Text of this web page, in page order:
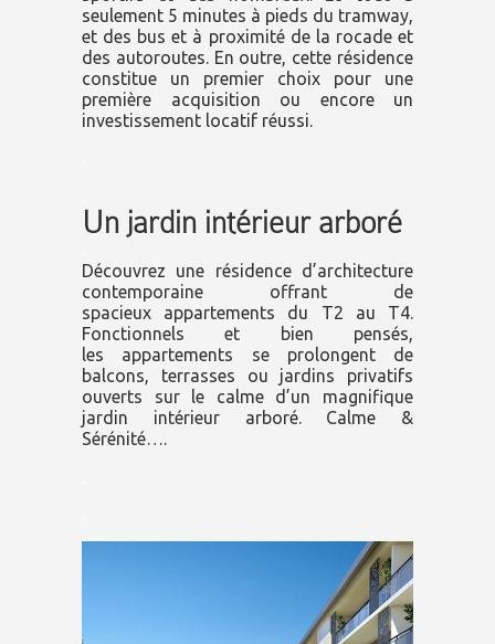
seulement 5 minutes à pieds du tramway,
et des bus et à proximité de la rocade et
des autoroutes. En outre, cette résidence
constitue un premier choix pour une
première acquisition ou encore un
investissement locatif réussi.
Un jardin intérieur arboré
Découvrez une résidence d’architecture
contemporaine offrant de
spacieux appartements du T2 au T4.
Fonctionnels et bien pensés,
les appartements se prolongent de
balcons, terrasses ou jardins privatifs
ouverts sur le calme d’un magnifique
jardin intérieur arboré. Calme &
Sérénité….